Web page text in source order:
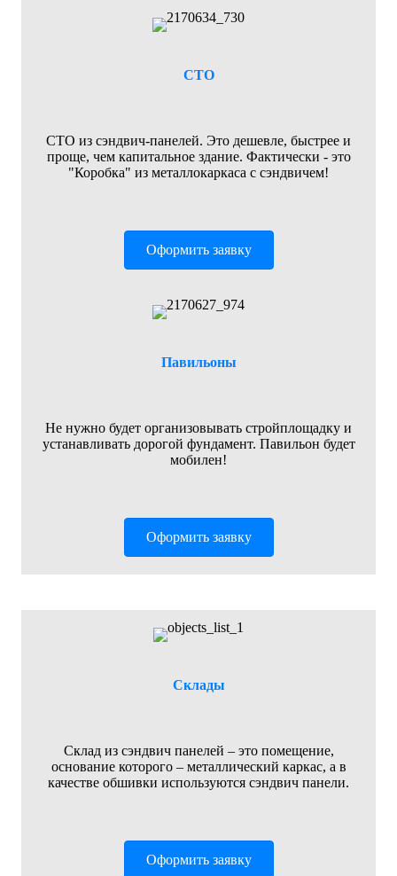
СТО
СТО из сэндвич-панелей. Это дешевле, быстрее и
проще, чем капитальное здание. Фактически - это
"Коробка" из металлокаркаса с сэндвичем!
Оформить заявку
Павильоны
Не нужно будет организовывать стройплощадку и
устанавливать дорогой фундамент. Павильон будет
мобилен!
Оформить заявку
Склады
Склад из сэндвич панелей – это помещение,
основание которого – металлический каркас, а в
качестве обшивки используются сэндвич панели.
Оформить заявку